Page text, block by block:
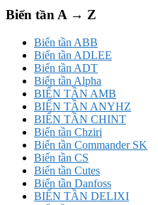
Biến tần A → Z
Biến tần ABB
Biến tần ADLEE
Biến tần ADT
Biến tần Alpha
BIẾN TẦN AMB
BIẾN TẦN ANYHZ
BIẾN TẦN CHINT
Biến tần Chziri
Biến tần Commander SK
Biến tần CS
Biến tần Cutes
Biến tần Danfoss
BIẾN TẦN DELIXI